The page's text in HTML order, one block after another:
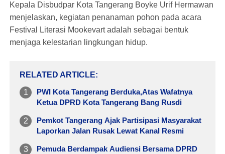
Kepala Disbudpar Kota Tangerang Boyke Urif Hermawan
menjelaskan, kegiatan penanaman pohon pada acara
Festival Literasi Mookevart adalah sebagai bentuk
menjaga kelestarian lingkungan hidup.
RELATED ARTICLE
PWI Kota Tangerang Berduka,Atas Wafatnya
Ketua DPRD Kota Tangerang Bang Rusdi
Pemkot Tangerang Ajak Partisipasi Masyarakat
Laporkan Jalan Rusak Lewat Kanal Resmi
Pemuda Berdampak Audiensi Bersama DPRD